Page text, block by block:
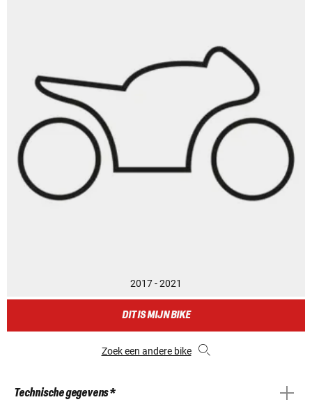
2017 - 2021
DIT IS MIJN BIKE
Zoek een andere bike
Technische gegevens *